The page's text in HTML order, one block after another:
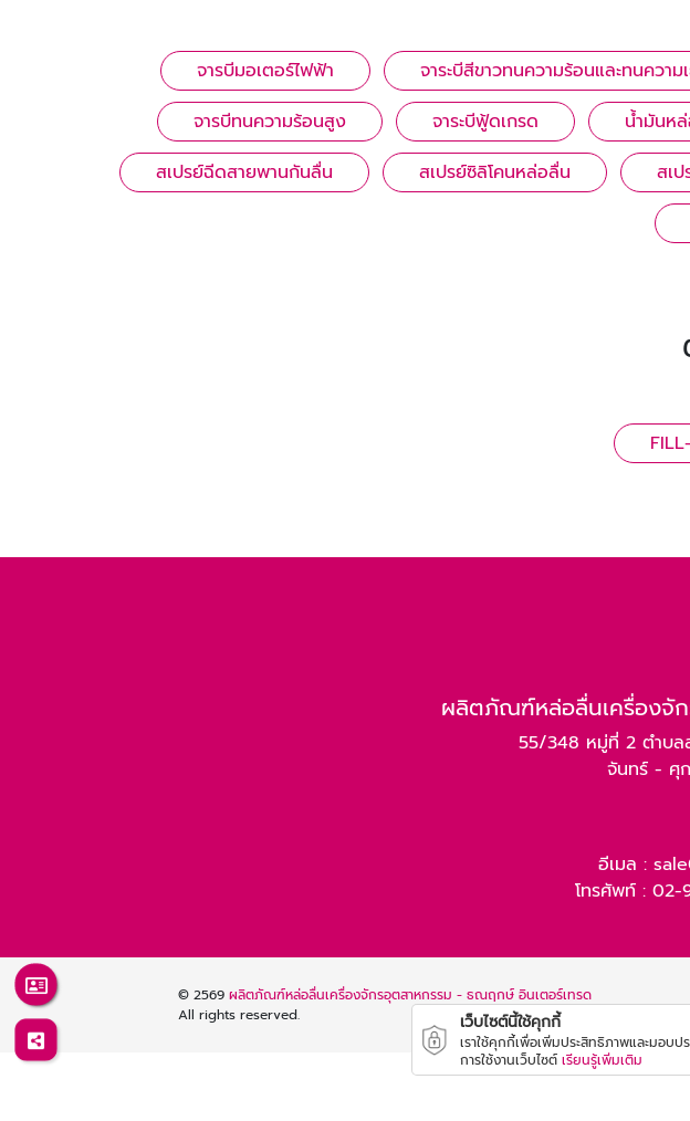
จารบีมอเตอร์ไฟฟ้า จาระบีสีขาวทนความร้อนและทนความ
จารบีทนความร้อนสูง
จาระบีฟู้ดเกรด น้ำมันห
สเปรย์ฉีดสายพานกันลื่น
สเปรย์ซิลิโคนหล่อลื่น สเ
ผลิตภัณฑ์หล่อลื่นเครื่องจั
55/348 หมู่ที่ 2 ตำบล
จันทร์ - ศุ
อีเมล :
โทรศัพท์ : 02-
© 2569ผลิตภัณฑ์หล่อลื่นเครื่องจักรอุตสาหกรรม - ธณฤกษ์ อินเตอร์เทรด
All rights reserved.
เว็บไซต์นี้ใช้คุกกี้
เราใช้คุกกี้เพื่อเพิ่มประสิทธิภาพและมอบ
การใช้งานเว็บไซต์ เรียนรู้เพิ่มเติม